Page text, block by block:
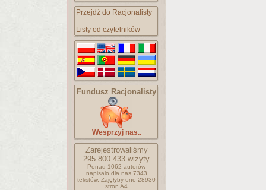
Przejdź do Racjonalisty
Listy od czytelników
Fundusz Racjonalisty
Wesprzyj nas..
Zarejestrowaliśmy
295.800.433 wizyty
Ponad 1062 autorów
napisało dla nas 7343
tekstów. Zajęłyby one 28930
stron A4